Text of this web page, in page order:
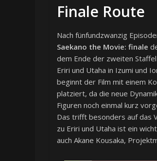
Finale Route
Nach fünfundzwanzig
Saekano the Movie: finale
dem Ende der zweiten
Eriri und Utaha in Izumi und
beginnt der Film mit einem
platziert, da die neue
Figuren noch einmal kurz
Das trifft besonders auf das
zu Eriri und Utaha ist ein
auch Akane Kousaka,